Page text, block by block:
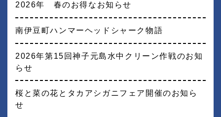
2026年 春のお得なお知らせ
南伊豆町ハンマーヘッドシャーク物語
2026年第15回神子元島水中クリーン作戦のお知
らせ
桜と菜の花とタカアシガニフェア開催のお知ら
せ